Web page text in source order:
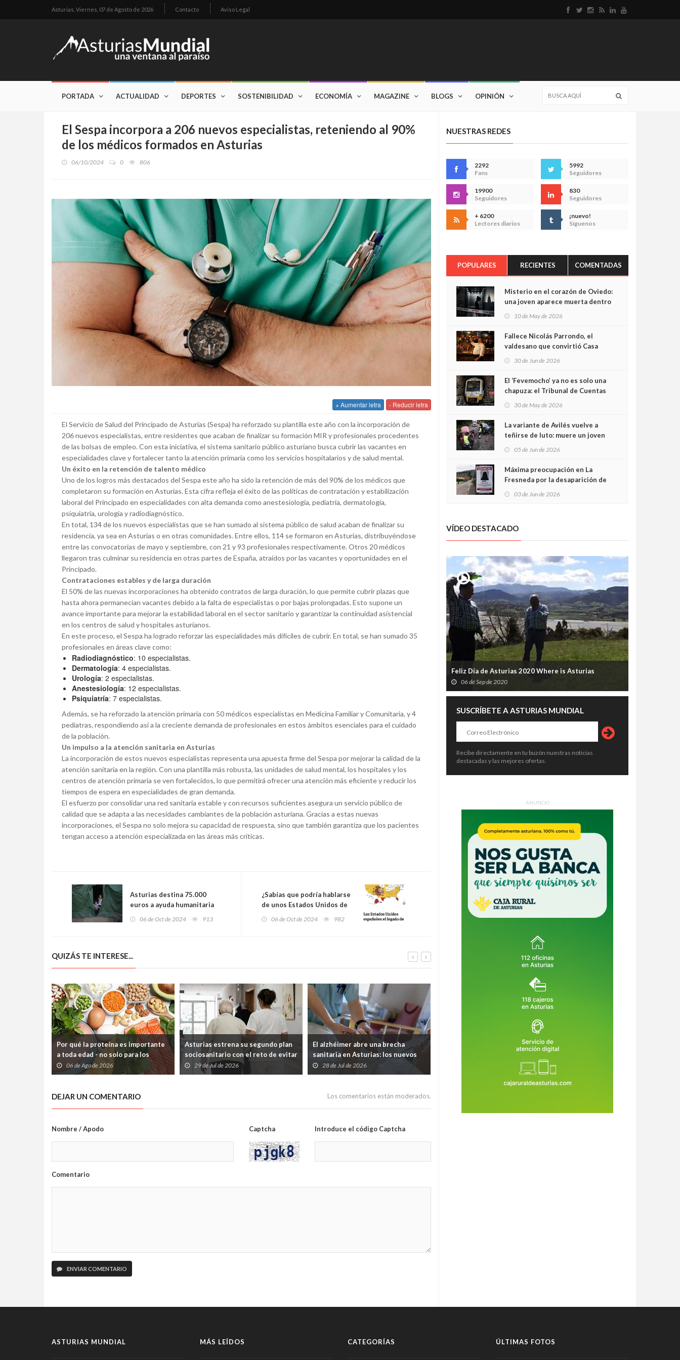
Asturias, Viernes, 07 de Agosto de 2026 Contacto Aviso Legal
PORTADA ACTUALIDAD DEPORTES SOSTENIBILIDAD ECONOMÍA MAGAZINE BLOGS OPINIÓN
El Sespa incorpora a 206 nuevos especialistas, reteniendo al 90%
de los médicos formados en Asturias
06/10/2024 0 806
+ Aumentar letra - Reducir letra
El Servicio de Salud del Principado de Asturias (Sespa) ha reforzado su plantilla este año con la incorporación de
206 nuevos especialistas, entre residentes que acaban de finalizar su formación MIR y profesionales procedentes
de las bolsas de empleo. Con esta iniciativa, el sistema sanitario público asturiano busca cubrir las vacantes en
especialidades clave y fortalecer tanto la atención primaria como los servicios hospitalarios y de salud mental.
Un éxito en la retención de talento médico
Uno de los logros más destacados del Sespa este año ha sido la retención de más del 90% de los médicos que
completaron su formación en Asturias. Esta cifra refleja el éxito de las políticas de contratación y estabilización
laboral del Principado en especialidades con alta demanda como anestesiología, pediatría, dermatología,
psiquiatría, urología y radiodiagnóstico.
En total, 134 de los nuevos especialistas que se han sumado al sistema público de salud acaban de finalizar su
residencia, ya sea en Asturias o en otras comunidades. Entre ellos, 114 se formaron en Asturias, distribuyéndose
entre las convocatorias de mayo y septiembre, con 21 y 93 profesionales respectivamente. Otros 20 médicos
llegaron tras culminar su residencia en otras partes de España, atraídos por las vacantes y oportunidades en el
Principado.
Contrataciones estables y de larga duración
El 50% de las nuevas incorporaciones ha obtenido contratos de larga duración, lo que permite cubrir plazas que
hasta ahora permanecían vacantes debido a la falta de especialistas o por bajas prolongadas. Esto supone un
avance importante para mejorar la estabilidad laboral en el sector sanitario y garantizar la continuidad asistencial
en los centros de salud y hospitales asturianos.
En este proceso, el Sespa ha logrado reforzar las especialidades más difíciles de cubrir. En total, se han sumado 35
profesionales en áreas clave como:
Radiodiagnóstico: 10 especialistas.
Dermatología: 4 especialistas.
Urología: 2 especialistas.
Anestesiología: 12 especialistas.
Psiquiatría: 7 especialistas.
Además, se ha reforzado la atención primaria con 50 médicos especialistas en Medicina Familiar y Comunitaria, y 4
pediatras, respondiendo así a la creciente demanda de profesionales en estos ámbitos esenciales para el cuidado
de la población.
Un impulso a la atención sanitaria en Asturias
La incorporación de estos nuevos especialistas representa una apuesta firme del Sespa por mejorar la calidad de la
atención sanitaria en la región. Con una plantilla más robusta, las unidades de salud mental, los hospitales y los
centros de atención primaria se ven fortalecidos, lo que permitirá ofrecer una atención más eficiente y reducir los
tiempos de espera en especialidades de gran demanda.
El esfuerzo por consolidar una red sanitaria estable y con recursos suficientes asegura un servicio público de
calidad que se adapta a las necesidades cambiantes de la población asturiana. Gracias a estas nuevas
incorporaciones, el Sespa no solo mejora su capacidad de respuesta, sino que también garantiza que los pacientes
tengan acceso a atención especializada en las áreas más críticas.
Asturias destina 75.000
euros a ayuda humanitaria
urgente para Gaza: más de
06 de Oct de 2024 913
¿Sabías que podría hablarse
de unos Estados Unidos de
España?
06 de Oct de 2024 982
QUIZÁS TE INTERESE...
Por qué la proteína es importante
a toda edad - no solo para los
deportistas
06 de Ago de 2026
Asturias estrena su segundo plan
sociosanitario con el reto de evitar
que los pacientes queden
atrapados entre Salud y Servicios
29 de Jul de 2026
El alzhéimer abre una brecha
sanitaria en Asturias: los nuevos
fármacos llegarán, pero solo podrá
pagarlos quien tenga hasta 30.000
28 de Jul de 2026
Cabueñes vuelve a empezar: 147
menos 26 meses de obras
DEJAR UN COMENTARIO Los comentarios están moderados.
Nombre / Apodo Captcha Introduce el código Captcha
Comentario
ENVIAR COMENTARIO
NUESTRAS REDES
2292
Fans
5992
Seguidores
19900
Seguidores
830
Seguidores
+ 6200
Lectores diarios
¡nuevo!
Síguenos
POPULARES RECIENTES COMENTADAS
Misterio en el corazón de Oviedo:
una joven aparece muerta dentro
cámaras captan sus últimos
minutos
10 de May de 2026
Fallece Nicolás Parrondo, el
valdesano que convirtió Casa
30 de Jun de 2026
El ‘Fevemocho’ ya no es solo una
chapuza: el Tribunal de Cuentas
sobrecoste de los trenes que no
cabían por los túneles
30 de May de 2026
La variante de Avilés vuelve a
teñirse de luto: muere un joven
05 de Jun de 2026
Máxima preocupación en La
Fresneda por la desaparición de
03 de Jun de 2026
VÍDEO DESTACADO
Feliz Día de Asturias 2020 Where is Asturias
06 de Sep de 2020
SUSCRÍBETE A ASTURIAS MUNDIAL
Recibe directamente en tu buzón nuestras noticias
destacadas y las mejores ofertas.
ANUNCIO
ASTURIAS MUNDIAL MÁS LEÍDOS CATEGORÍAS ÚLTIMAS FOTOS